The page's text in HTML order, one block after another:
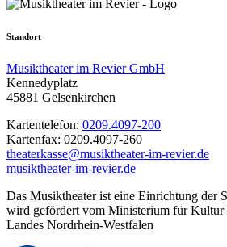
Standort
Musiktheater im Revier GmbH
Kennedyplatz
45881 Gelsenkirchen
Kartentelefon: 0209.4097-200
Kartenfax: 0209.4097-260
theaterkasse@musiktheater-im-revier.de
musiktheater-im-revier.de
Das Musiktheater ist eine Einrichtung der
wird gefördert vom Ministerium für Kultur
Landes Nordrhein-Westfalen